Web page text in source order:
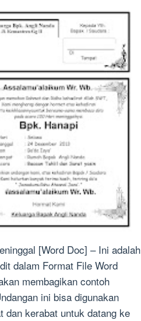
[Word Doc] – Ini adalah
dalam Format File Word
membagikan contoh
ini bisa digunakan
dan kerabat untuk datang ke